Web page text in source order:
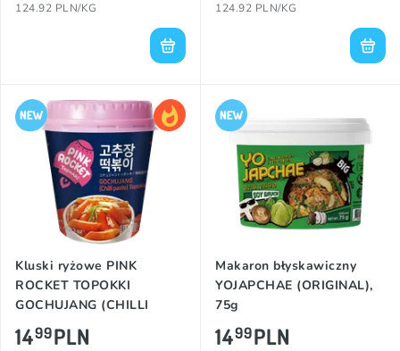
124.92 PLN/KG 124.92 PLN/KG
Kluski ryżowe PINK
ROCKET TOPOKKI
GOCHUJANG (CHILLI
PASTE), 120g
1499PLN
Makaron błyskawiczny
YOJAPCHAE (ORIGINAL),
75g
1499PLN